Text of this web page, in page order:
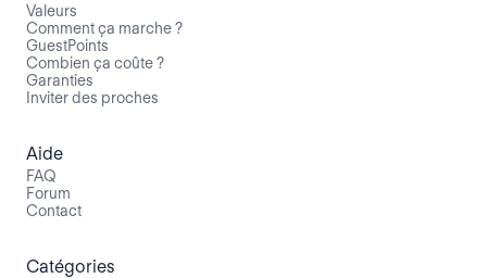
Valeurs
Comment ça marche ?
GuestPoints
Combien ça coûte ?
Garanties
Inviter des proches
Aide
FAQ
Forum
Contact
Catégories